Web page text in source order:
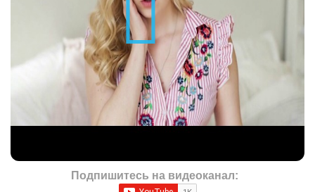
Подпишитесь на видеоканал: